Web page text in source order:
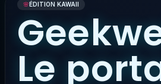
🌸ÉDITION KAWAII
Le